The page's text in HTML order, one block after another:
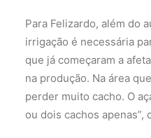
Para Felizardo, além do
irrigação é necessária
que já começaram a
na produção. Na área
perder muito cacho. O
ou dois cachos apenas”,